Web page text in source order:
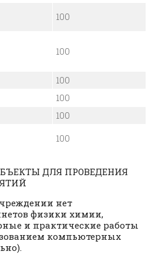
100
100
100
100
100
100
ДЛЯ ПРОВЕДЕНИЯ
нет
физики химии,
и практические работы
компьютерных